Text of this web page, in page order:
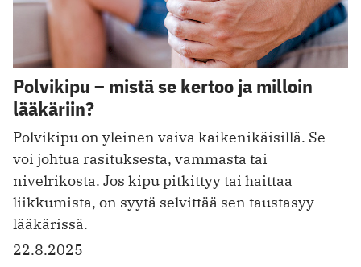
Polvikipu – mistä se kertoo ja milloin
lääkäriin?
Polvikipu on yleinen vaiva kaikenikäisillä. Se
voi johtua rasituksesta, vammasta tai
nivelrikosta. Jos kipu pitkittyy tai haittaa
liikkumista, on syytä selvittää sen taustasyy
lääkärissä.
22.8.2025